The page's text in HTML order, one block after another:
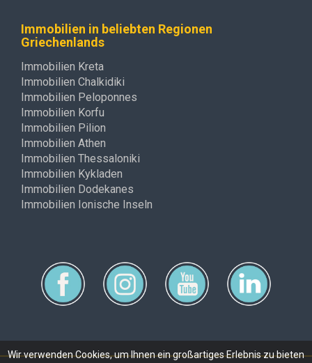
Immobilien in beliebten Regionen
Griechenlands
Immobilien Kreta
Immobilien Chalkidiki
Immobilien Peloponnes
Immobilien Korfu
Immobilien Pilion
Immobilien Athen
Immobilien Thessaloniki
Immobilien Kykladen
Immobilien Dodekanes
Immobilien Ionische Inseln
Wir verwenden Cookies, um Ihnen ein großartiges Erlebnis zu bieten